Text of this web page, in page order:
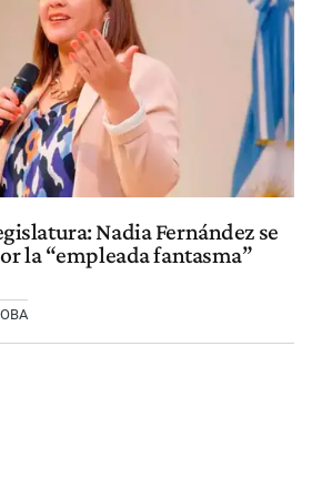
Nadia Fernández se
la “empleada fantasma”